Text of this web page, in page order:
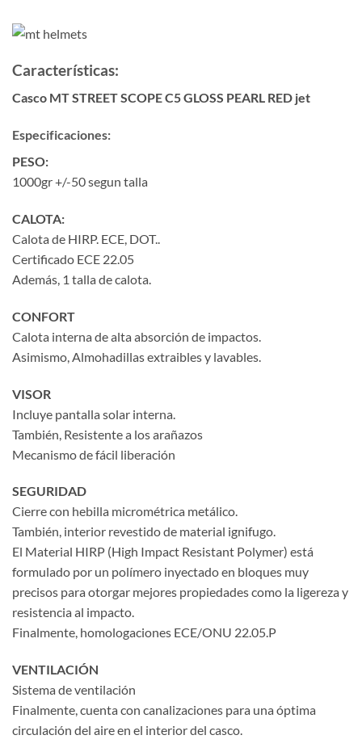
Características:
Casco MT STREET SCOPE C5 GLOSS PEARL RED jet
Especificaciones:
PESO:
1000gr +/-50 segun talla
CALOTA:
Calota de HIRP. ECE, DOT..
Certificado ECE 22.05
Además, 1 talla de calota.
CONFORT
Calota interna de alta absorción de impactos.
Asimismo, Almohadillas extraibles y lavables.
VISOR
Incluye pantalla solar interna.
También, Resistente a los arañazos
Mecanismo de fácil liberación
SEGURIDAD
Cierre con hebilla micrométrica metálico.
También, interior revestido de material ignifugo.
El Material HIRP (High Impact Resistant Polymer) está
formulado por un polímero inyectado en bloques muy
precisos para otorgar mejores propiedades como la ligereza y
resistencia al impacto.
Finalmente, homologaciones ECE/ONU 22.05.P
VENTILACIÓN
Sistema de ventilación
Finalmente, cuenta con canalizaciones para una óptima
circulación del aire en el interior del casco.